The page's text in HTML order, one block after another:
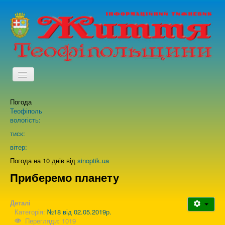
TPL_PROTOSTAR_TOGGLE_MENU
Про нас
Зворотній зв'язок
Погода
Теофіполь
вологість:
тиск:
вітер:
Погода на 10 днів від sinoptik.ua
Приберемо планету
Деталі
Категорія: №18 від 02.05.2019р.
Перегляди: 1019